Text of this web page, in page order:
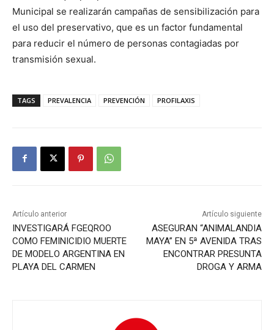
Municipal se realizarán campañas de sensibilización para
el uso del preservativo, que es un factor fundamental
para reducir el número de personas contagiadas por
transmisión sexual.
TAGS PREVALENCIA PREVENCIÓN PROFILAXIS
Artículo anterior
INVESTIGARÁ FGEQROO
COMO FEMINICIDIO MUERTE
DE MODELO ARGENTINA EN
PLAYA DEL CARMEN
Artículo siguiente
ASEGURAN “ANIMALANDIA
MAYA” EN 5ª AVENIDA TRAS
ENCONTRAR PRESUNTA
DROGA Y ARMA